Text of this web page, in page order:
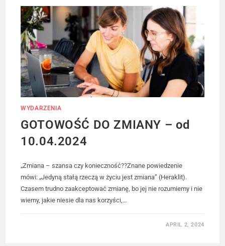
WYDARZENIA
GOTOWOŚĆ DO ZMIANY – od
10.04.2024​
„Zmiana – szansa czy konieczność??Znane powiedzenie
mówi: „Jedyną stałą rzeczą w życiu jest zmiana” (Heraklit).
Czasem trudno zaakceptować zmianę, bo jej nie rozumiemy i nie
wiemy, jakie niesie dla nas korzyści,…
APRIL 2, 2024